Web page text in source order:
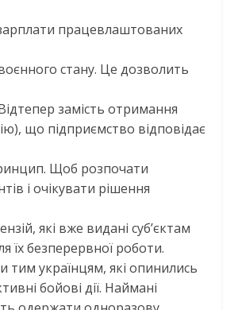
працевлаштованих
стану. Це дозволить
замість отримання
що підприємство відповідає
Щоб розпочати
і очікувати рішення
які вже видані суб’єктам
їх безперервної роботи.
українцям, які опинились
бойові дії. Наймані